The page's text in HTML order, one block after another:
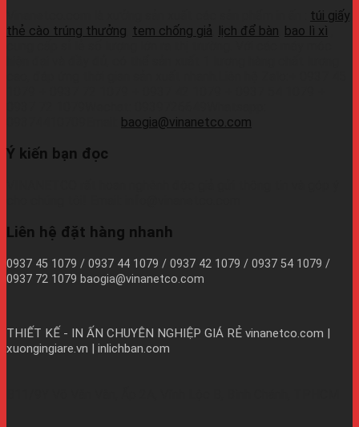
túi giấy
thẻ cào trúng thưởng tem chống giả lịch để bàn bao lì xì
baogia@vinanetco.com
Ý kiến bạn đọc
Liên hệ đặt hàng nhanh
0937 45 1079 / 0937 44 1079 / 0937 42 1079 / 0937 54 1079 /
0937 72 1079 baogia@vinanetco.com
THIẾT KẾ - IN ẤN CHUYÊN NGHIỆP GIÁ RẺ vinanetco.com |
xuongingiare.vn | inlichban.com